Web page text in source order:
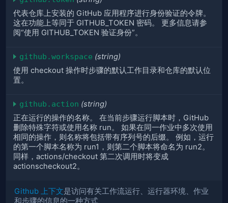
代表仓库上安装的 GitHub 应用程序进行身份验证的令牌。
这在功能上等同于 GITHUB_TOKEN 密码。 更多信息请参
阅“使用 GITHUB_TOKEN 验证身份”。
github.workspace (string)
使用 checkout 操作时步骤的默认工作目录和仓库的默认位
置。
github.action (string)
正在运行的操作的名称。 在当前步骤运行脚本时，GitHub
删除特殊字符或使用名称 run。 如果在同一作业中多次使用
相同的操作，则名称将包括带有序列号的后缀。 例如，运行
的第一个脚本名称为 run1，则第二个脚本将命名为 run2。
同样，actions/checkout 第二次调用时将变成
actionscheckout2。
Github 上下文是访问有关工作流运行、运行器环境、作业
和步骤的信息的一种方式